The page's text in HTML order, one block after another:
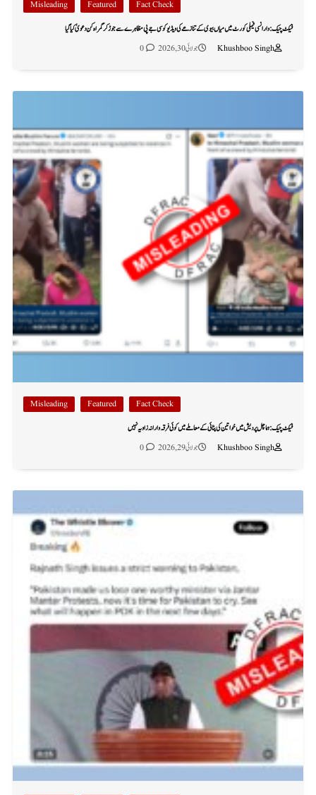
Fact Check
Featured
Misleading
فیکٹ چیک: وارانسی فیملی کورٹ میں میاں بیوی کے تنازعے کی ویڈیو کو سی جے پی مظاہرے سے جوڑ کر گمراہ کن دعویٰ کیا گیا
Khushboo Singh
جولائی 30, 2026 0
Fact Check
Featured
Misleading
فیکٹ چیک: ہماچل پردیش میں خواتین کی پٹائی کے معاملے میں کوئی فرقہ وارانہ زاویہ نہیں
Khushboo Singh
جولائی 29, 2026 0